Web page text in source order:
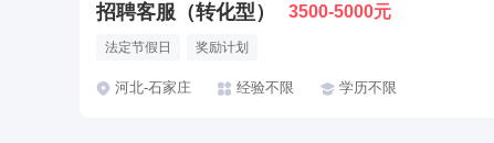
招聘客服（转化型） 3500-5000元
法定节假日 奖励计划
河北-石家庄 经验不限 学历不限